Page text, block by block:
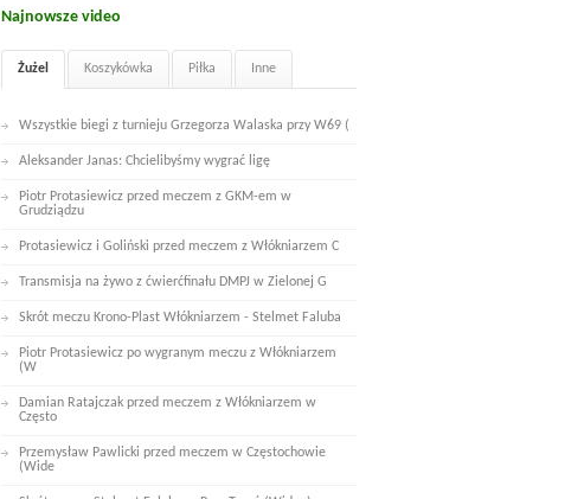
Najnowsze video
Żużel Koszykówka Piłka Inne
Wszystkie biegi z turnieju Grzegorza Walaska przy W69 (
Aleksander Janas: Chcielibyśmy wygrać ligę
Piotr Protasiewicz przed meczem z GKM-em w
Grudziądzu
Protasiewicz i Goliński przed meczem z Włókniarzem C
Transmisja na żywo z ćwierćfinału DMPJ w Zielonej G
Skrót meczu Krono-Plast Włókniarzem - Stelmet Faluba
Piotr Protasiewicz po wygranym meczu z Włókniarzem
(W
Damian Ratajczak przed meczem z Włókniarzem w
Często
Przemysław Pawlicki przed meczem w Częstochowie
(Wide